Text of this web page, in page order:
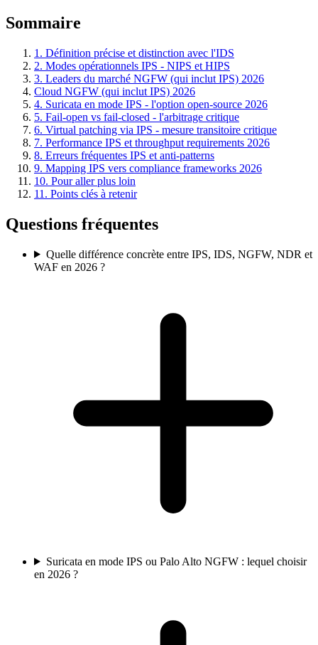
Sommaire
1. Définition précise et distinction avec l'IDS
2. Modes opérationnels IPS - NIPS et HIPS
3. Leaders du marché NGFW (qui inclut IPS) 2026
Cloud NGFW (qui inclut IPS) 2026
4. Suricata en mode IPS - l'option open-source 2026
5. Fail-open vs fail-closed - l'arbitrage critique
6. Virtual patching via IPS - mesure transitoire critique
7. Performance IPS et throughput requirements 2026
8. Erreurs fréquentes IPS et anti-patterns
9. Mapping IPS vers compliance frameworks 2026
10. Pour aller plus loin
11. Points clés à retenir
Questions fréquentes
Quelle différence concrète entre IPS, IDS, NGFW, NDR et
WAF en 2026 ?
Suricata en mode IPS ou Palo Alto NGFW : lequel choisir
en 2026 ?